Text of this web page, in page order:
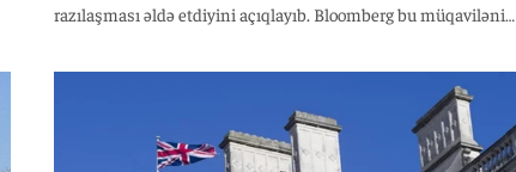
razılaşması əldə etdiyini açıqlayıb. Bloomberg bu müqavilənin
bilməyib. Şirkət həmçinin Azora ilə birlikdə 5 milyard dollarlıq
AI infrastrukturu proqramına başlayıb. Volta Norveçdə Nvidia
Vera Rubin çipləri ilə işləyəcək yeni məlumat mərkəzi
layihəsini də təqdim edib.